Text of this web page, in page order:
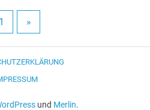
»
und Merlin.